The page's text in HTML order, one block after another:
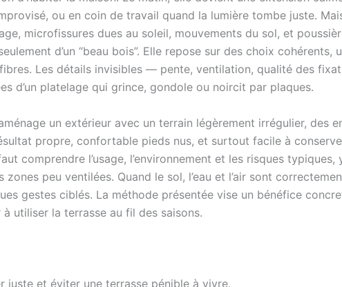
ou en coin de travail quand la lumière tombe juste.
microfissures dues au soleil, mouvements du sol, et
d’un “beau bois”. Elle repose sur des choix cohérents,
Les détails invisibles — pente, ventilation, qualité des
d’un platelage qui grince, gondole ou noircit par plaques.
un extérieur avec un terrain légèrement irrégulier, des
propre, confortable pieds nus, et surtout facile à
comprendre l’usage, l’environnement et les risques
peu ventilées. Quand le sol, l’eau et l’air sont
gestes ciblés. La méthode présentée vise un bénéfice
utiliser la terrasse au fil des saisons.
juste et éviter une terrasse pénible à vivre.